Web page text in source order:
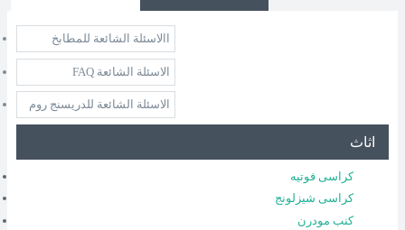
االاسئلة الشائعة للمطابخ
الاسئلة الشائعة FAQ
الاسئلة الشائعة للدريسنج روم
اثاث
كراسى فوتيه
كراسى شيزلونج
كنب مودرن